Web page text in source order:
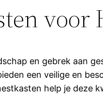
voor
en gebrek aan
een veilige en
help je deze